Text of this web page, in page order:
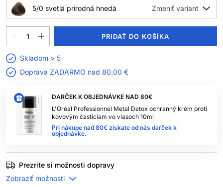
DARČEK K OBJEDNÁVKE NAD 80€
L'Oréal Professionnel Metal Detox ochranný krém proti
kovovým časticiam vo vlasoch 10ml
Pri nákupe nad 80€ získate od nás darček k
objednávke.
5/0 svetlá prírodná hnedá
PRIDAŤ DO KOŠÍKA
Skladom > 5
Doprava ZADARMO nad 80.00 €
Prezrite si možnosti dopravy